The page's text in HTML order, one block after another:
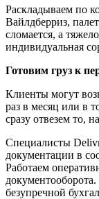
Раскладываем по
Вайлдберриз,
сломается, а
индивидуальная
Готовим груз к
Клиенты могут
раз в месяц или в
сразу отвезем то,
Специалисты
документации в
Работаем
безупречной